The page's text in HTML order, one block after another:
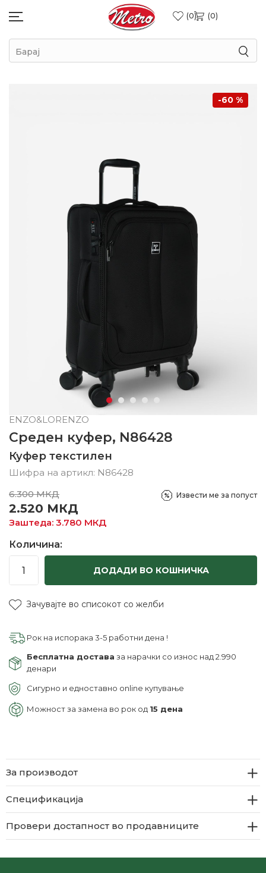
0 0
Барај
-60 %
ENZO&LORENZO
Среден куфер, N86428
Куфер текстилен
Шифра на артикл: N86428
6.300 МКД
2.520 МКД
Заштеда: 3.780 МКД
Извести ме за попуст
Количина:
ДОДАДИ ВО КОШНИЧКА
Зачувајте во списокот со желби
Рок на испорака 3-5 работни дена !
Бесплатна достава за нарачки со износ над 2.990
денари
Сигурно и едноставно online купување
Можност за замена во рок од 15 дена
За производот
Спецификација
Провери достапност во продавниците